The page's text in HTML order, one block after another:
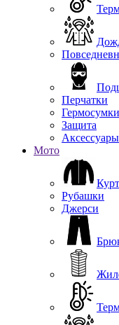
Перчатки
Гермосумки
Защита
Аксессуары
Мото
Рубашки
Джерси